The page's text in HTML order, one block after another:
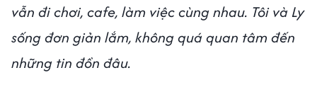
vẫn đi chơi, cafe, làm việc cùng nhau. Tôi và Ly
sống đơn giản lắm, không quá quan tâm đến
những tin đồn đâu.